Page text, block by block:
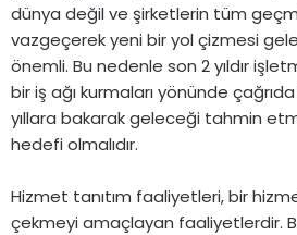
dünya değil ve şirketlerin tüm
vazgeçerek yeni bir yol çizmesi
önemli. Bu nedenle son 2 yıldır
bir iş ağı kurmaları yönünde
yıllara bakarak geleceği tahmin
hedefi olmalıdır.
Hizmet tanıtım faaliyetleri, bir
çekmeyi amaçlayan faaliyetlerdir.